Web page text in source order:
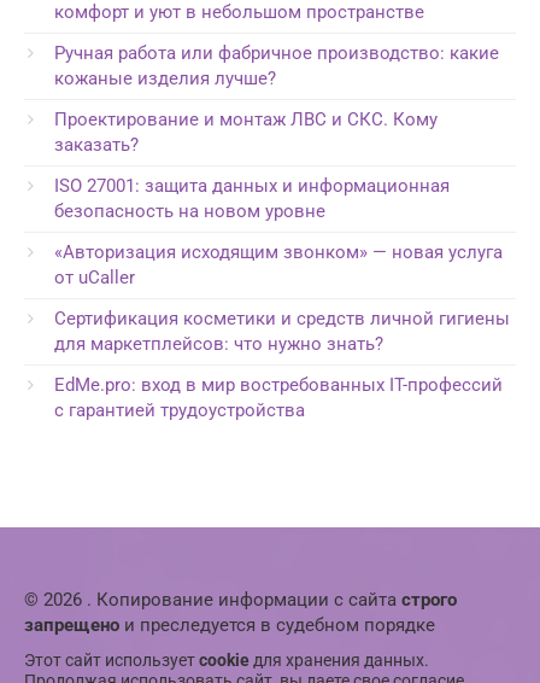
комфорт и уют в небольшом пространстве
Ручная работа или фабричное производство: какие
кожаные изделия лучше?
Проектирование и монтаж ЛВС и СКС. Кому
заказать?
ISO 27001: защита данных и информационная
безопасность на новом уровне
«Авторизация исходящим звонком» — новая услуга
от uCaller
Сертификация косметики и средств личной гигиены
для маркетплейсов: что нужно знать?
EdMe.pro: вход в мир востребованных IT-профессий
с гарантией трудоустройства
© 2026 . Копирование информации с сайта строго
запрещено и преследуется в судебном порядке
Этот сайт используетcookie для хранения данных.